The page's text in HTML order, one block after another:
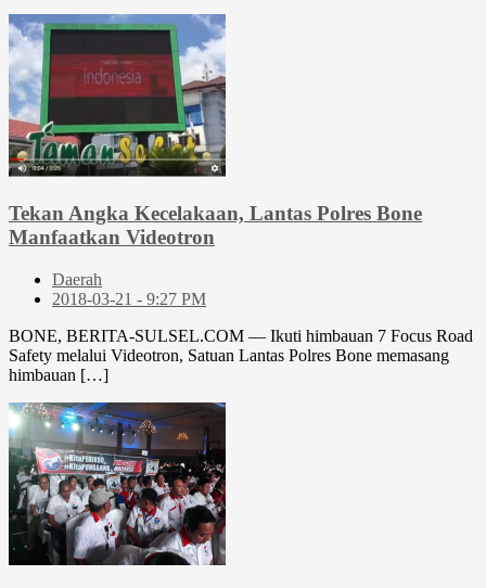
Tekan Angka Kecelakaan, Lantas Polres Bone
Manfaatkan Videotron
Daerah
2018-03-21 - 9:27 PM
BONE, BERITA-SULSEL.COM –– Ikuti himbauan 7 Focus Road
Safety melalui Videotron, Satuan Lantas Polres Bone memasang
himbauan […]